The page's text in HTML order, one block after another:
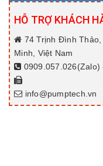
HỖ TRỢ KHÁCH
74 Trịnh Đình
Minh, Việt Nam
0909.057.026(Zalo)
info@pumptech.vn